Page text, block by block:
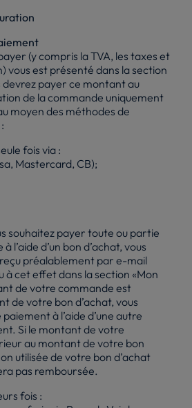
(y compris la TVA, les taxes et
vous est présenté dans la section
devrez payer ce montant au
de la commande uniquement
moyen des méthodes de
fois via :
Mastercard, CB);
souhaitez payer toute ou partie
l’aide d’un bon d’achat, vous
préalablement par e-mail
à cet effet dans la section «Mon
de votre commande est
de votre bon d’achat, vous
à l’aide d’une autre
Si le montant de votre
au montant de votre bon
utilisée de votre bon d’achat
pas remboursée.
fois :